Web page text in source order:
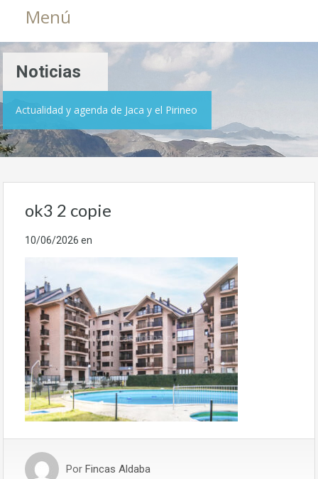
Menú
Noticias
Actualidad y agenda de Jaca y el Pirineo
ok3 2 copie
10/06/2026 en
Por Fincas Aldaba